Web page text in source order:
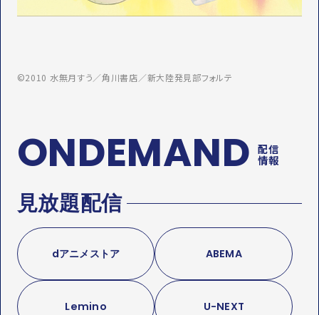
©2010 水無月すう／角川書店／新大陸発見部フォルテ
ONDEMAND 配信
情報
見放題配信
dアニメストア ABEMA
Lemino U-NEXT